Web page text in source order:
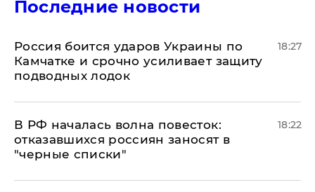
Последние новости
Россия боится ударов Украины по
Камчатке и срочно усиливает защиту
подводных лодок
18:27
​В РФ началась волна повесток:
отказавшихся россиян заносят в
"черные списки"
18:22